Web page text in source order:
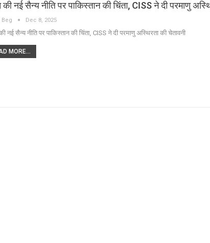
की नई सैन्य नीति पर पाकिस्तान की चिंता, CISS ने दी परमाणु
Beg Dec 8, 2025
नई सैन्य नीति पर पाकिस्तान की चिंता, CISS ने दी परमाणु अस्थिरता की चेतावनी
MORE...